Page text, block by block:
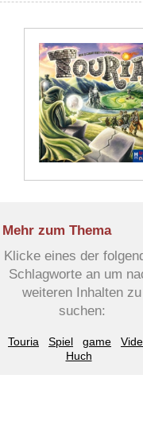
Mehr zum Thema
Klicke eines der
Schlagworte an um
weiteren Inhalten zu
suchen:
Touria Spiel game
Huch